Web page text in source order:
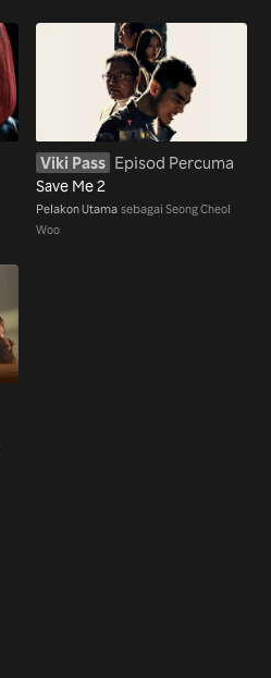
Viki Pass Episod Percuma
Save Me 2
Pelakon Utama sebagai Seong Cheol
Woo